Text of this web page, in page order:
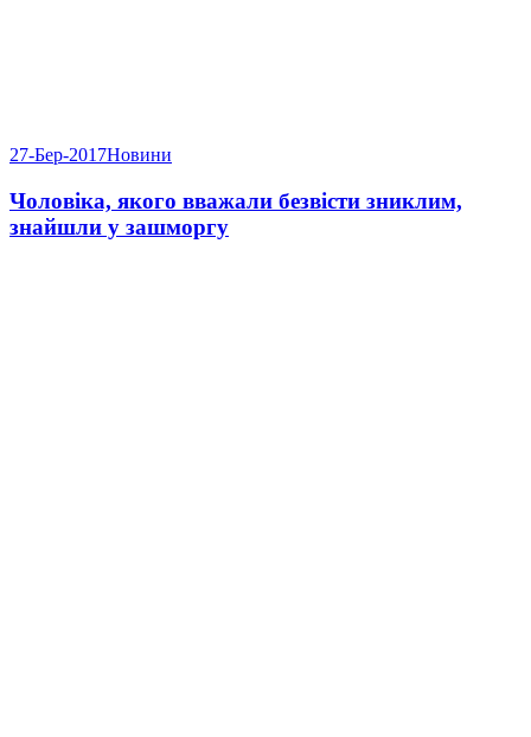
27-Бер-2017Новини
Чоловіка, якого вважали безвісти зниклим,
знайшли у зашморгу